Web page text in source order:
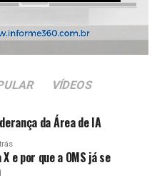
último sábado (18) pelo
a Inglaterra, em Miami
do terceiro lugar.
no próximo sábado
Unidos).
Gabriel
Paquetá – fora
posterior da coxa
VÍDEOS
da Área de IA
X e por que a OMS já se